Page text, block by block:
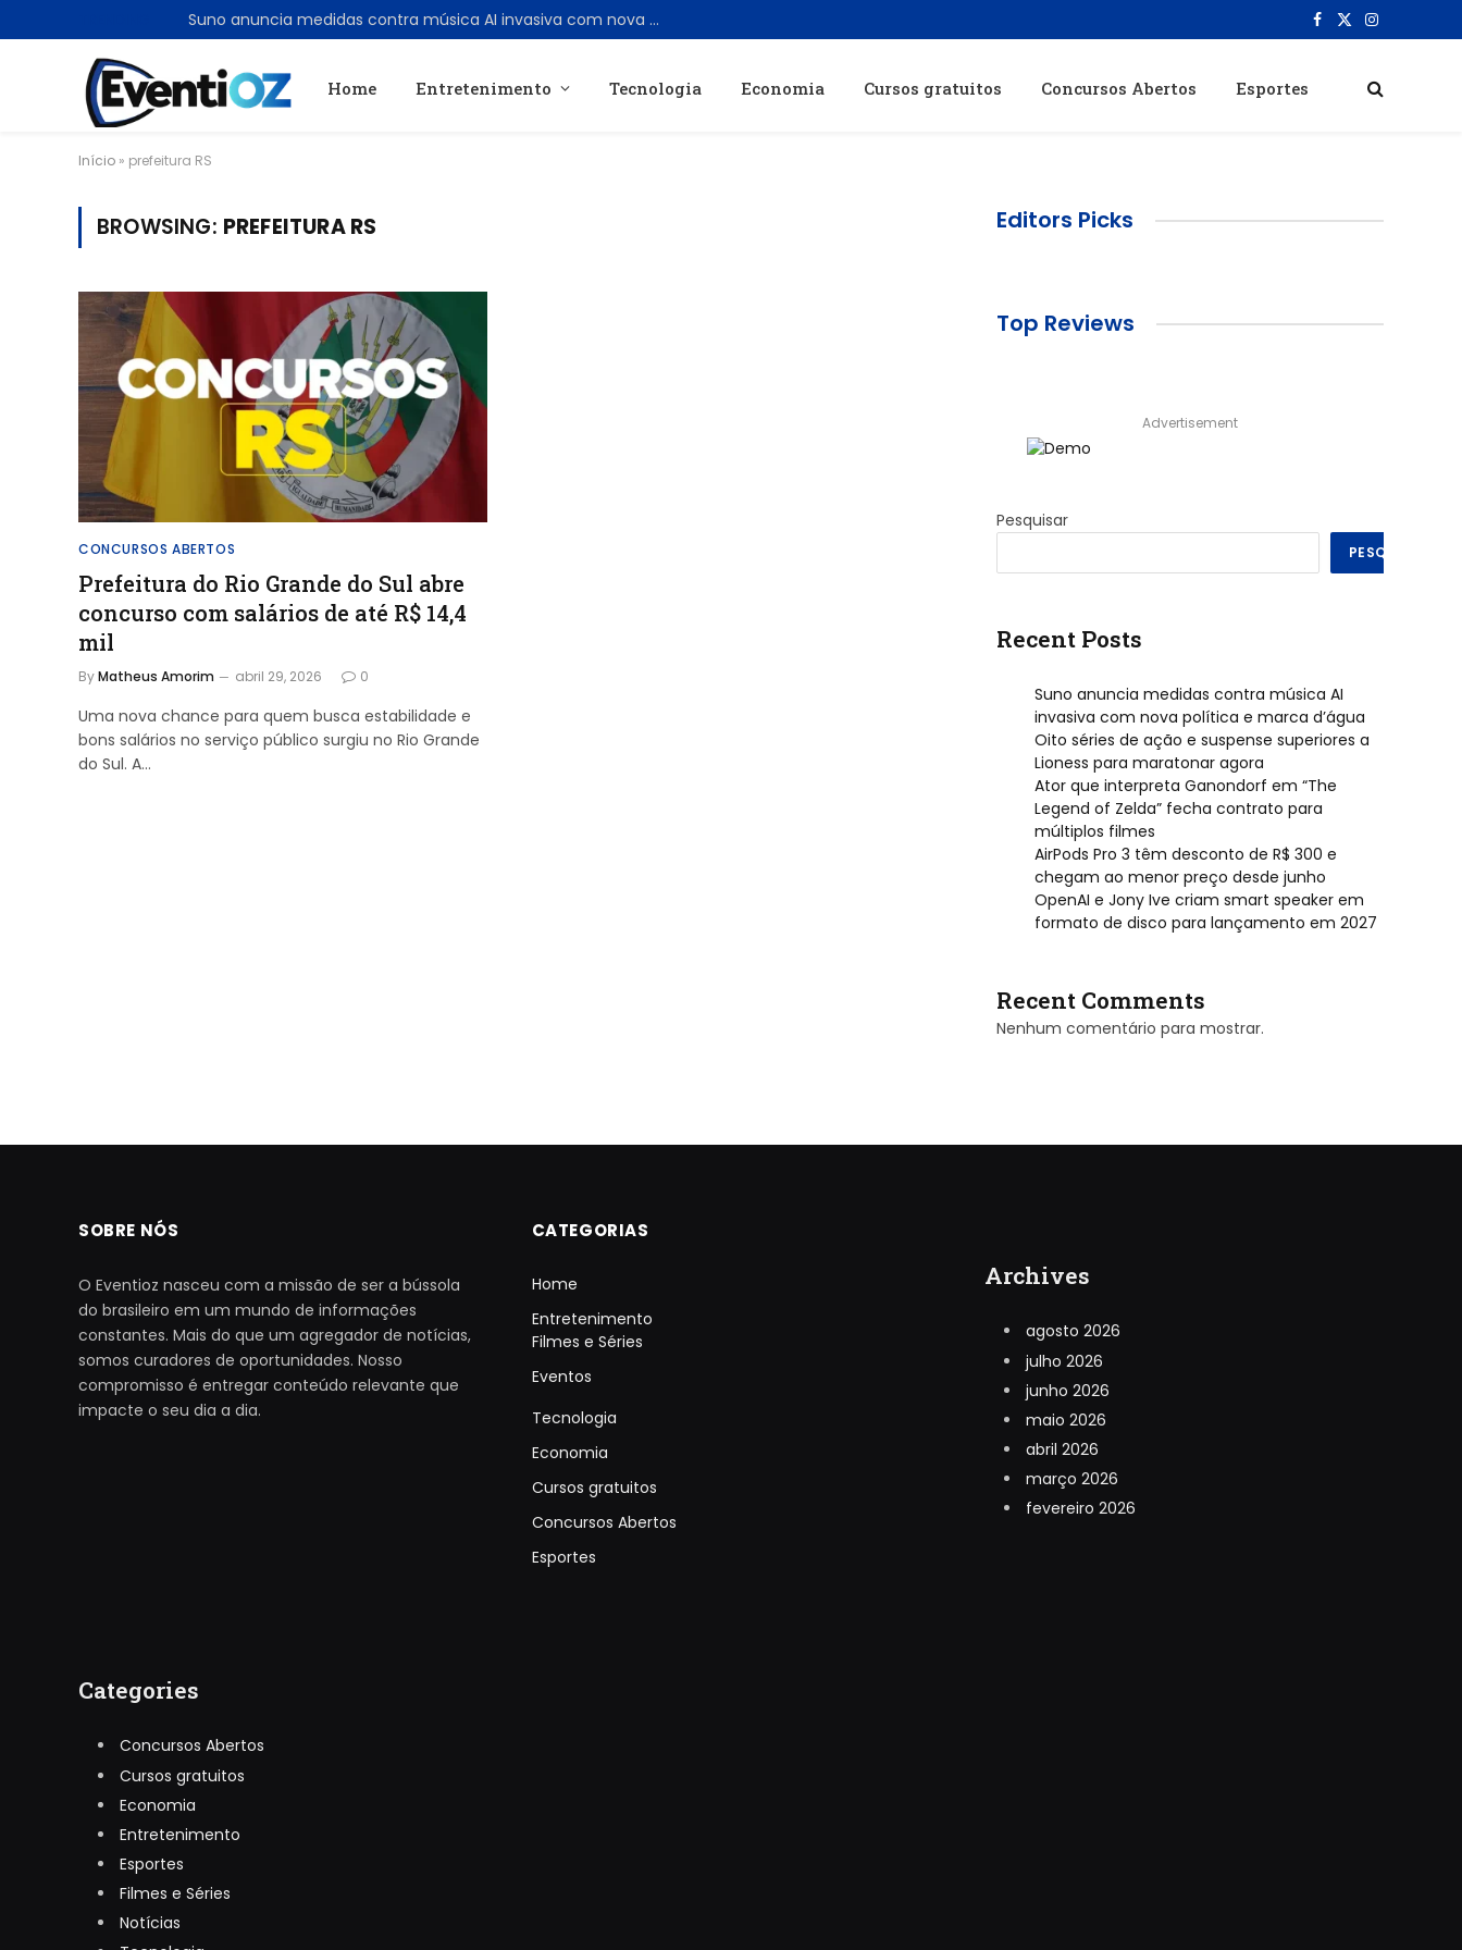
Suno anuncia medidas contra música AI invasiva com nova política e marca d’água Facebook
X
Instagram
Home Entretenimento Tecnologia Economia Cursos gratuitos Concursos Abertos Esportes
Início » prefeitura RS
BROWSING: PREFEITURA RS
CONCURSOS ABERTOS
Prefeitura do Rio Grande do Sul abre
concurso com salários de até R$ 14,4
mil
ByMatheus Amorim abril 29, 2026 0
Uma nova chance para quem busca estabilidade e
bons salários no serviço público surgiu no Rio Grande
do Sul. A…
Editors Picks
Top Reviews
Advertisement
Pesquisar
PESQUISAR
Recent Posts
Suno anuncia medidas contra música AI
invasiva com nova política e marca d’água
Oito séries de ação e suspense superiores a
Lioness para maratonar agora
Ator que interpreta Ganondorf em “The
Legend of Zelda” fecha contrato para
múltiplos filmes
AirPods Pro 3 têm desconto de R$ 300 e
chegam ao menor preço desde junho
OpenAI e Jony Ive criam smart speaker em
formato de disco para lançamento em 2027
Recent Comments
Nenhum comentário para mostrar.
SOBRE NÓS
O Eventioz nasceu com a missão de ser a bússola
do brasileiro em um mundo de informações
constantes. Mais do que um agregador de notícias,
somos curadores de oportunidades. Nosso
compromisso é entregar conteúdo relevante que
impacte o seu dia a dia.
CATEGORIAS
Home
Entretenimento
Filmes e Séries
Eventos
Tecnologia
Economia
Cursos gratuitos
Concursos Abertos
Esportes
Archives
agosto 2026
julho 2026
junho 2026
maio 2026
abril 2026
março 2026
fevereiro 2026
Categories
Concursos Abertos
Cursos gratuitos
Economia
Entretenimento
Esportes
Filmes e Séries
Notícias